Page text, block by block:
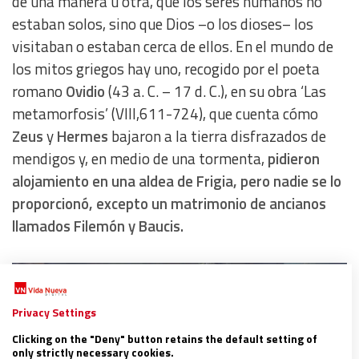
estaban solos, sino que Dios –o los dioses– los
visitaban o estaban cerca de ellos. En el mundo de
los mitos griegos hay uno, recogido por el poeta
romano Ovidio(43 a. C. – 17 d. C.), en su obra ‘Las
metamorfosis’ (VIII,611-724), que cuenta cómo
ZeusyHermes bajaron a la tierra disfrazados de
mendigos y, en medio de una tormenta, pidieron
alojamiento en una aldea de Frigia, pero nadie se lo
proporcionó, excepto un matrimonio de ancianos
llamados Filemón y Baucis.
Privacy Settings
Clicking on the "Deny" button retains the default setting of
only strictly necessary cookies.